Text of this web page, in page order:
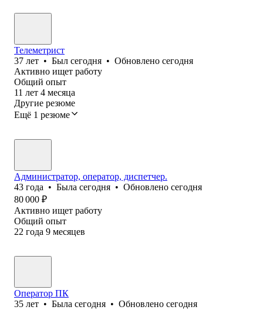
Телеметрист
37 лет • Был сегодня • Обновлено сегодня
Активно ищет работу
Общий опыт
11 лет 4 месяца
Другие резюме
Ещё 1 резюме
Администратор, оператор, диспетчер.
43 года • Была сегодня • Обновлено сегодня
80 000 ₽
Активно ищет работу
Общий опыт
22 года 9 месяцев
Оператор ПК
35 лет • Была сегодня • Обновлено сегодня